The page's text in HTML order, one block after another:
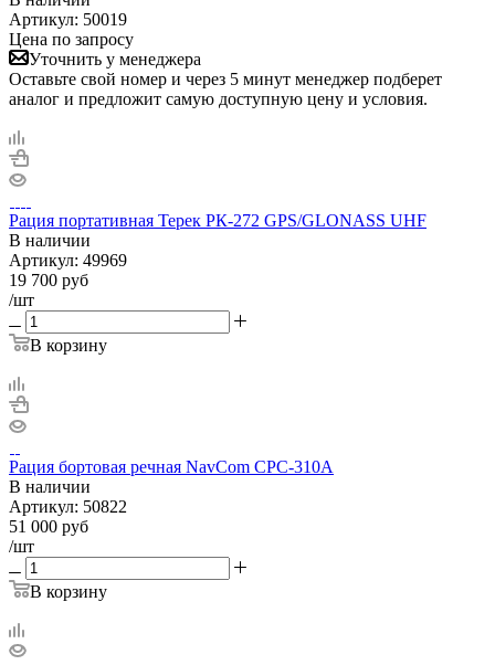
Артикул: 50019
Цена по запросу
Уточнить у менеджера
Оставьте свой номер и через 5 минут менеджер подберет
аналог и предложит самую доступную цену и условия.
Рация портативная Терек РК-272 GPS/GLONASS UHF
В наличии
Артикул: 49969
19 700 руб
/шт
В корзину
Рация бортовая речная NavCom CPC-310A
В наличии
Артикул: 50822
51 000 руб
/шт
В корзину